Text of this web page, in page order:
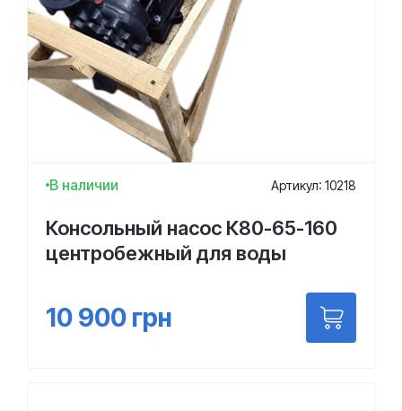
В наличии Артикул: 10218
Консольный насос К80-65-160
центробежный для воды
10 900 грн